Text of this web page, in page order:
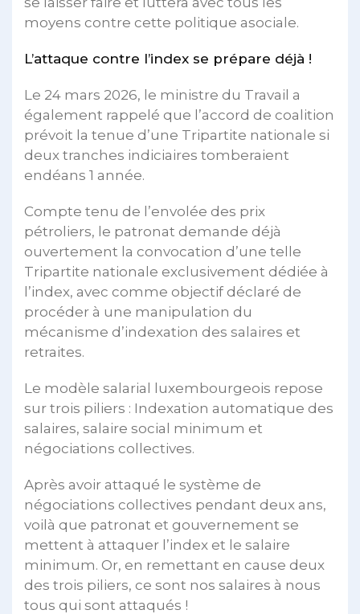
moyens contre cette politique asociale.
L’attaque contre l’index se prépare déjà !
Le 24 mars 2026, le ministre du Travail a
également rappelé que l’accord de coalition
prévoit la tenue d’une Tripartite nationale si
deux tranches indiciaires tomberaient
endéans 1 année.
Compte tenu de l’envolée des prix
pétroliers, le patronat demande déjà
ouvertement la convocation d’une telle
Tripartite nationale exclusivement dédiée à
l’index, avec comme objectif déclaré de
procéder à une manipulation du
mécanisme d’indexation des salaires et
retraites.
Le modèle salarial luxembourgeois repose
sur trois piliers : Indexation automatique des
salaires, salaire social minimum et
négociations collectives.
Après avoir attaqué le système de
négociations collectives pendant deux ans,
voilà que patronat et gouvernement se
mettent à attaquer l’index et le salaire
minimum. Or, en remettant en cause deux
des trois piliers, ce sont nos salaires à nous
tous qui sont attaqués !